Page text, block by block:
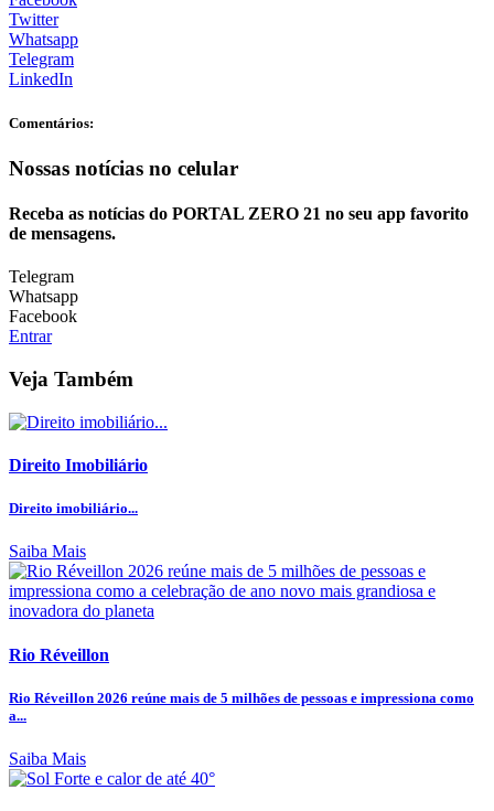
Twitter
Whatsapp
Telegram
LinkedIn
Comentários:
Nossas notícias no celular
Receba as notícias do PORTAL ZERO 21 no seu app favorito
de mensagens.
Telegram
Whatsapp
Facebook
Entrar
Veja Também
Direito Imobiliário
Direito imobiliário...
Saiba Mais
Rio Réveillon
Rio Réveillon 2026 reúne mais de 5 milhões de pessoas e impressiona como
a...
Saiba Mais